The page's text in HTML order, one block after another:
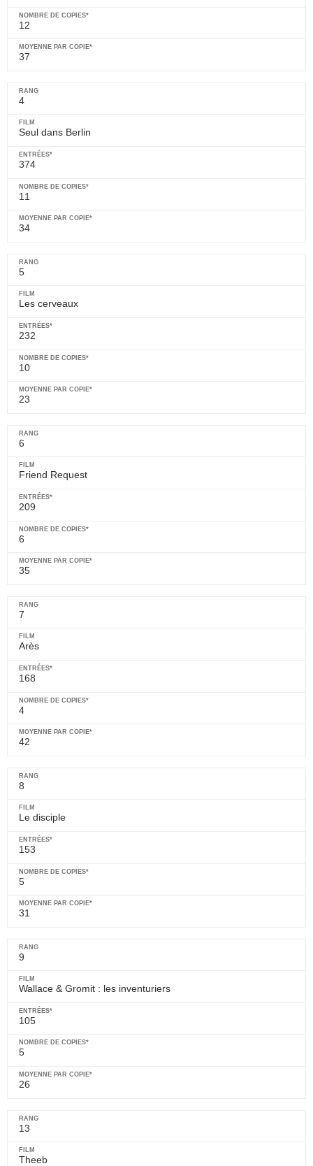
12
37
4
Seul dans Berlin
374
11
34
5
Les cerveaux
232
10
23
6
Friend Request
209
6
35
7
Arès
168
4
42
8
Le disciple
153
5
31
9
Wallace & Gromit : les inventuriers
105
5
26
13
Theeb